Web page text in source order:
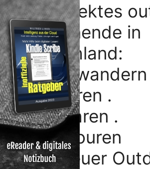
Ein perfektes
Wochenende in
Deutschland:
Genusswandern
Biketouren .
Kanufahren .
Wintertouren
(Abenteuer